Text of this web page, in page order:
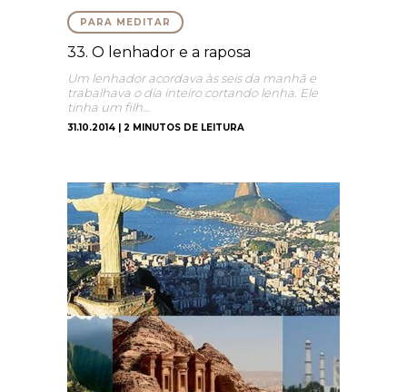
PARA MEDITAR
33. O lenhador e a raposa
Um lenhador acordava às seis da manhã e
trabalhava o dia inteiro cortando lenha. Ele
tinha um filh…
31.10.2014 | 2 MINUTOS DE LEITURA